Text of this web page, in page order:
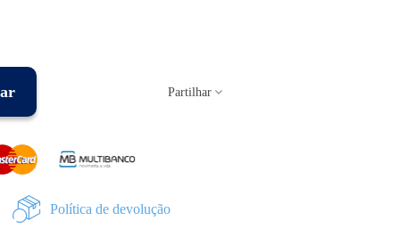
Partilhar
Política de devolução